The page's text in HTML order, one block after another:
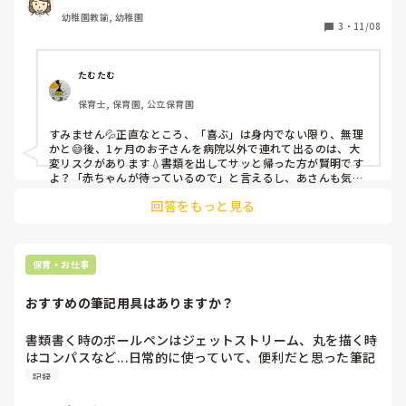
幼稚園教諭, 幼稚園
3 ・ 11/08
たむたむ
保育士, 保育園, 公立保育園
すみません💦正直なところ、「喜ぶ」は身内でない限り、無理
かと😅後、1ヶ月のお子さんを病院以外で連れて出るのは、大
変リスクがあります💧書類を出してサッと帰った方が賢明です
よ？「赤ちゃんが待っているので」と言えるし、あさんも気を
回答をもっと見る
保育・お仕事
おすすめの筆記用具はありますか？
書類書く時のボールペンはジェットストリーム、丸を描く時
はコンパスなど...日常的に使っていて、便利だと思った筆記
用具などを教えて欲しいです。よろしくお願い致します。
記録